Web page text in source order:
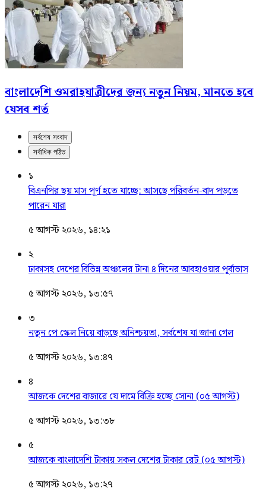
বাংলাদেশি ওমরাহযাত্রীদের জন্য নতুন নিয়ম, মানতে হবে
যেসব শর্ত
সর্বশেষ সংবাদ
সর্বাধিক পঠিত
১
বিএনপির ছয় মাস পূর্ণ হতে যাচ্ছে: আসছে পরিবর্তন-বাদ পড়তে
পারেন যারা
৫ আগস্ট ২০২৬, ১৪:২১
২
ঢাকাসহ দেশের বিভিন্ন অঞ্চলের টানা ৪ দিনের আবহাওয়ার পূর্বাভাস
৫ আগস্ট ২০২৬, ১৩:৫৭
৩
নতুন পে স্কেল নিয়ে বাড়ছে অনিশ্চয়তা, সর্বশেষ যা জানা গেল
৫ আগস্ট ২০২৬, ১৩:৪৭
৪
আজকে দেশের বাজারে যে দামে বিক্রি হচ্ছে সোনা (০৫ আগস্ট)
৫ আগস্ট ২০২৬, ১৩:৩৮
৫
আজকে বাংলাদেশি টাকায় সকল দেশের টাকার রেট (০৫ আগস্ট)
৫ আগস্ট ২০২৬, ১৩:২৭